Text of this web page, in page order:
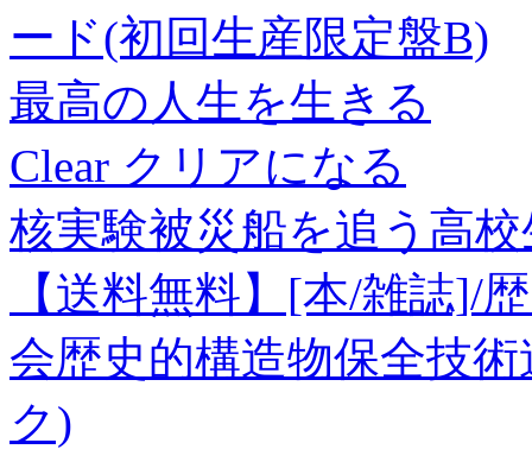
ード(初回生産限定盤B)
最高の人生を生きる
Clear クリアになる
核実験被災船を追う高
【送料無料】[本/雑誌]/
会歴史的構造物保全技
ク)